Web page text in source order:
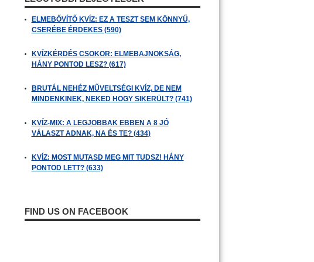
ELMEBŐVÍTŐ KVÍZ: EZ A TESZT SEM KÖNNYŰ,
CSERÉBE ÉRDEKES (590)
KVÍZKÉRDÉS CSOKOR: ELMEBAJNOKSÁG,
HÁNY PONTOD LESZ? (617)
BRUTÁL NEHÉZ MŰVELTSÉGI KVÍZ, DE NEM
MINDENKINEK, NEKED HOGY SIKERÜLT? (741)
KVÍZ-MIX: A LEGJOBBAK EBBEN A 8 JÓ
VÁLASZT ADNAK, NA ÉS TE? (434)
KVÍZ: MOST MUTASD MEG MIT TUDSZ! HÁNY
PONTOD LETT? (633)
FIND US ON FACEBOOK